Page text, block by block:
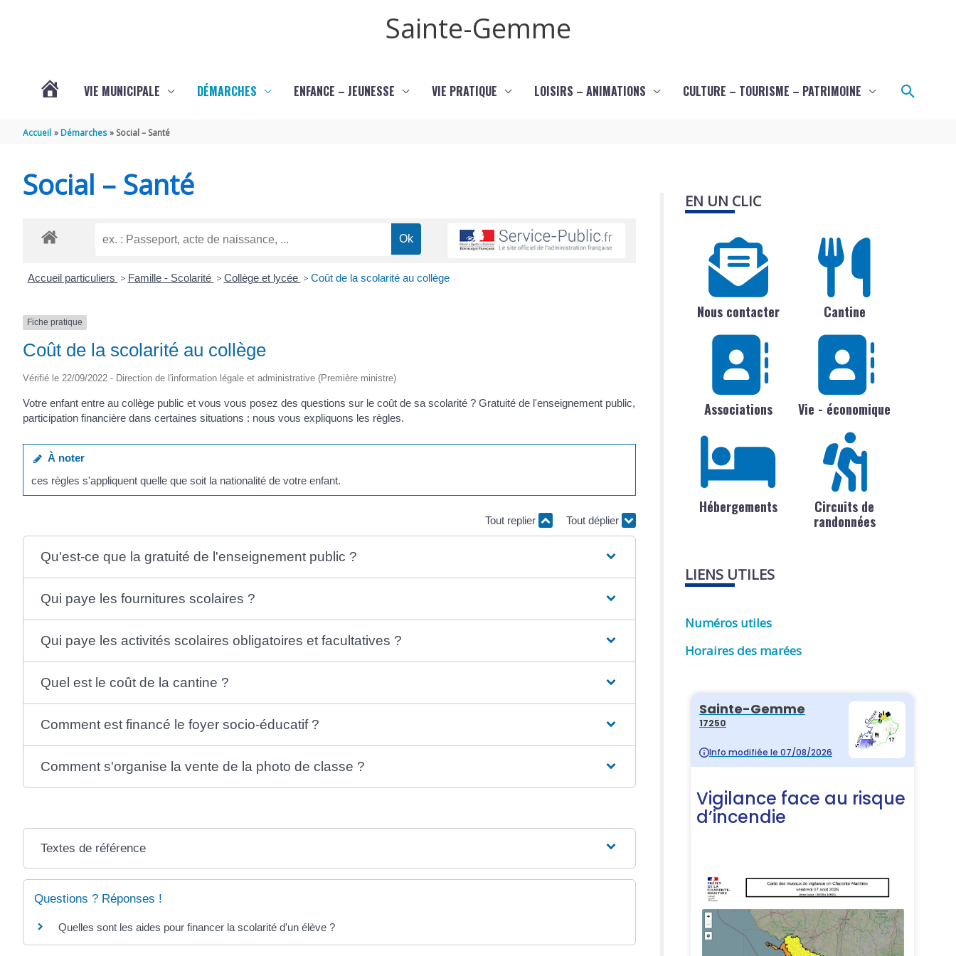
Sainte-Gemme
GEMME
VIE MUNICIPALE DÉMARCHES ENFANCE – JEUNESSE VIE PRATIQUE LOISIRS – ANIMATIONS CULTURE – TOURISME – PATRIMOINE
Accueil Démarches Social – Santé
Social – Santé
Accueil particuliers > Famille - Scolarité > Collège et lycée > Coût de la scolarité au collège
Fiche pratique
Coût de la scolarité au collège
Vérifié le 22/09/2022 - Direction de l'information légale et administrative (Première ministre)
Votre enfant entre au collège public et vous vous posez des questions sur le coût de sa scolarité ? Gratuité de l'enseignement public,
participation financière dans certaines situations : nous vous expliquons les règles.
À noter
ces règles s'appliquent quelle que soit la nationalité de votre enfant.
Tout replier Tout déplier
Qu'est-ce que la gratuité de l'enseignement public ?
Qui paye les fournitures scolaires ?
Qui paye les activités scolaires obligatoires et facultatives ?
Quel est le coût de la cantine ?
Comment est financé le foyer socio-éducatif ?
Comment s'organise la vente de la photo de classe ?
Textes de référence
Questions ? Réponses !
Quelles sont les aides pour financer la scolarité d'un élève ?
EN UN CLIC
Nous contacter Cantine
Associations Vie - économique
Hébergements
Circuits de
randonnées
LIENS UTILES
Numéros utiles
Horaires des marées